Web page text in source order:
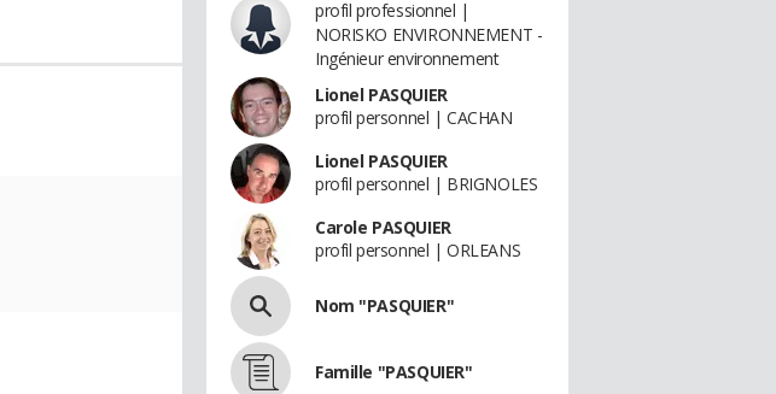
profil professionnel |
NORISKO ENVIRONNEMENT -
Ingénieur environnement
Lionel PASQUIER
profil personnel | CACHAN
Lionel PASQUIER
profil personnel | BRIGNOLES
Carole PASQUIER
profil personnel | ORLEANS
Nom "PASQUIER"
Famille "PASQUIER"